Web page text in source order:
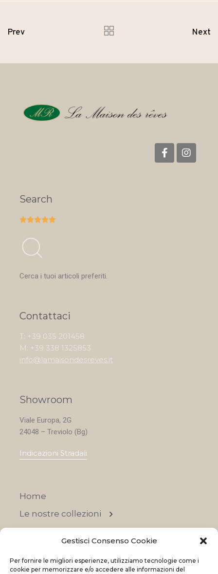
Gestisci Consenso Cookie
Per fornire le migliori esperienze, utilizziamo tecnologie come i
cookie per memorizzare e/o accedere alle informazioni del
Prev Next
Search

Cerca i tuoi articoli preferiti.
Contattaci
T: +39 035 201458
M: +39 338 1325853
info@lamaisondesreves.it
Showroom
Viale Europa, 2G
24048 – Treviolo (Bg)
Indicazioni Stradali
Home
Le nostre collezioni
OFFERTE